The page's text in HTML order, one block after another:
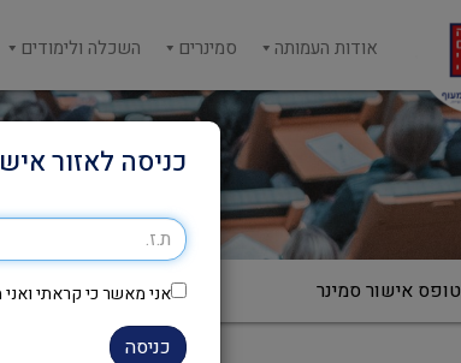
אודות העמותה סמינרים השכלה ולימודים
טופס אישור סמינר
כניסה לאזור
אני מאשר כי קראתי
כניסה